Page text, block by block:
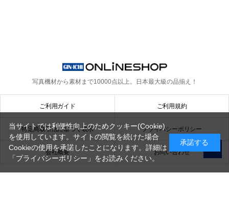
写真機材から素材まで10000点以上。 日本最大級の品揃え！
ご利用ガイド ご利用規約
特定商取引法に基づく表示 プライバシーポリシー
会社概要 お問い合わせ
当サイトでは利便性向上のためクッキー(Cookie)
を使用しています。サイトの閲覧を続けた場合
Cookieの使用を承諾したことになります。詳細は
「プライバシーポリシー」 をお読みください。
承諾する